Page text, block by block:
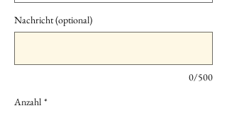
Nachricht (optional)
0/500
Anzahl *